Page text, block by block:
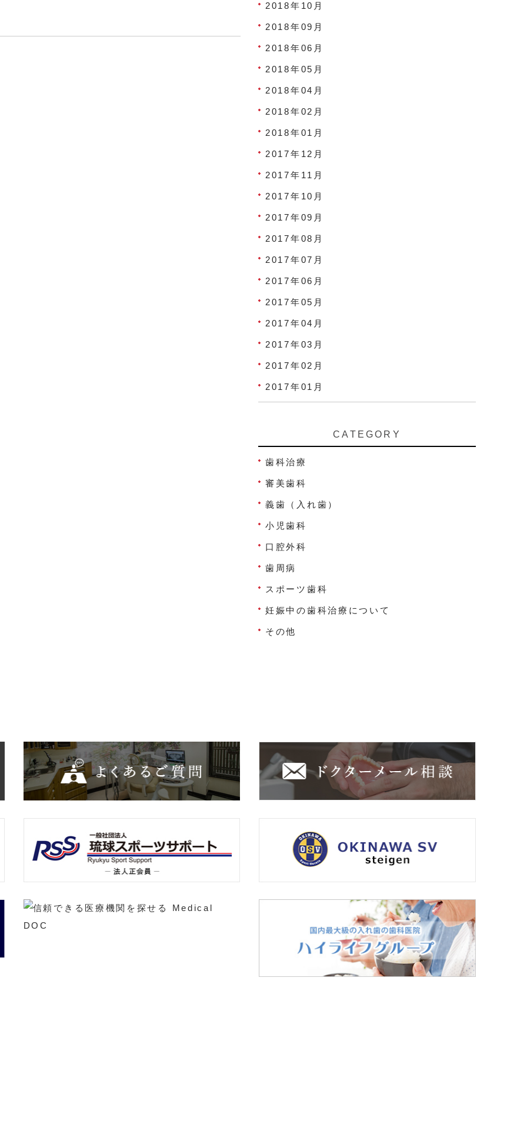
2018年10月
2018年09月
2018年06月
2018年05月
2018年04月
2018年02月
2018年01月
2017年12月
2017年11月
2017年10月
2017年09月
2017年08月
2017年07月
2017年06月
2017年05月
2017年04月
2017年03月
2017年02月
2017年01月
CATEGORY
歯科治療
審美歯科
義歯（入れ歯）
小児歯科
口腔外科
歯周病
スポーツ歯科
妊娠中の歯科治療について
その他